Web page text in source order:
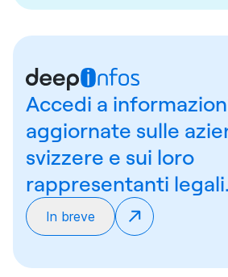
Accedi a
aggiornate sulle
svizzere e sui loro
rappresentanti legali.
In breve